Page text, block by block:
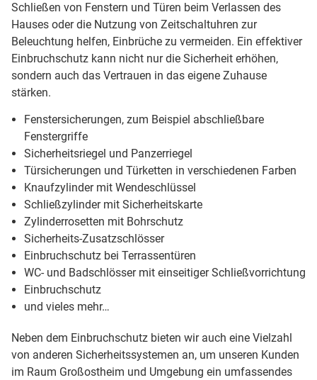
Schließen von Fenstern und Türen beim Verlassen des
Hauses oder die Nutzung von Zeitschaltuhren zur
Beleuchtung helfen, Einbrüche zu vermeiden. Ein effektiver
Einbruchschutz kann nicht nur die Sicherheit erhöhen,
sondern auch das Vertrauen in das eigene Zuhause
stärken.
Fenstersicherungen, zum Beispiel abschließbare
Fenstergriffe
Sicherheitsriegel und Panzerriegel
Türsicherungen und Türketten in verschiedenen Farben
Knaufzylinder mit Wendeschlüssel
Schließzylinder mit Sicherheitskarte
Zylinderrosetten mit Bohrschutz
Sicherheits-Zusatzschlösser
Einbruchschutz bei Terrassentüren
WC- und Badschlösser mit einseitiger Schließvorrichtung
Einbruchschutz
und vieles mehr…
Neben dem Einbruchschutz bieten wir auch eine Vielzahl
von anderen Sicherheitssystemen an, um unseren Kunden
im Raum Großostheim und Umgebung ein umfassendes